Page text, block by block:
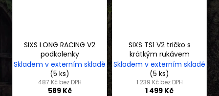
SIXS LONG RACING V2
podkolenky
Skladem v externím skladě
(5 ks)
487 Kč bez DPH
589 Kč
SIXS TS1 V2 tričko s
krátkým rukávem
Skladem v externím skladě
(5 ks)
1 239 Kč bez DPH
1 499 Kč